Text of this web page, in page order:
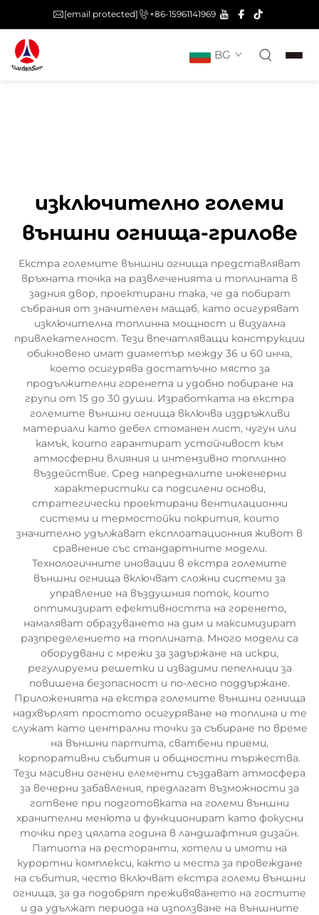
[email protected] +86-15961141969
BG
изключително големи
външни огнища-грилове
Екстра големите външни огнища представляват
връхната точка на развлеченията и топлината в
задния двор, проектирани така, че да побират
събрания от значителен мащаб, като осигуряват
изключителна топлинна мощност и визуална
привлекателност. Тези впечатляващи конструкции
обикновено имат диаметър между 36 и 60 инча,
което осигурява достатъчно място за
продължителни горенета и удобно побиране на
групи от 15 до 30 души. Изработката на екстра
големите външни огнища включва издръжливи
материали като дебел стоманен лист, чугун или
камък, които гарантират устойчивост към
атмосферни влияния и интензивно топлинно
въздействие. Сред напредналите инженерни
характеристики са подсилени основи,
стратегически проектирани вентилационни
системи и термостойки покрития, които
значително удължават експлоатационния живот в
сравнение със стандартните модели.
Технологичните иновации в екстра големите
външни огнища включват сложни системи за
управление на въздушния поток, които
оптимизират ефективността на горенето,
намаляват образуването на дим и максимизират
разпределението на топлината. Много модели са
оборудвани с мрежи за задържане на искри,
регулируеми решетки и извадими пепелници за
повишена безопасност и по-лесно поддържане.
Приложенията на екстра големите външни огнища
надхвърлят простото осигуряване на топлина и те
служат като централни точки за събиране по време
на външни партита, сватбени приеми,
корпоративни събития и общностни тържества.
Тези масивни огнени елементи създават атмосфера
за вечерни забавления, предлагат възможности за
готвене при подготовката на големи външни
хранителни менюта и функционират като фокусни
точки през цялата година в ландшафтния дизайн.
Патиота на ресторанти, хотели и имоти на
курортни комплекси, както и места за провеждане
на събития, често включват екстра големи външни
огнища, за да подобрят преживяването на гостите
и да удължат периода на използване на външните